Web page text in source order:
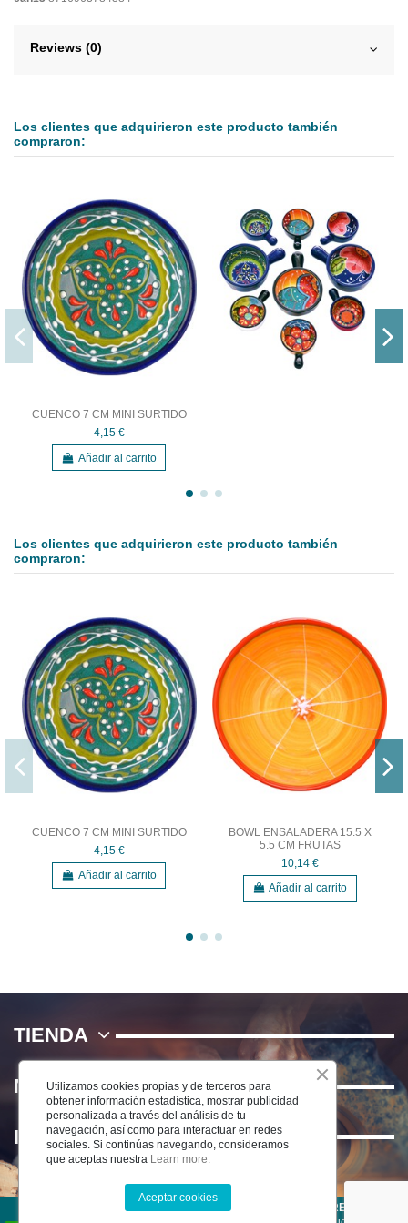
Reviews (0)
Los clientes que adquirieron este producto también
compraron:
CUENCO 7 CM MINI SURTIDO
4,15 €
Añadir al carrito
Los clientes que adquirieron este producto también
compraron:
CUENCO 7 CM MINI SURTIDO
4,15 €
Añadir al carrito
BOWL ENSALADERA 15.5 X
5.5 CM FRUTAS
10,14 €
Añadir al carrito
TIENDA
NOSOTROS
INFORMACIÓN
©2025 CERÁMICA DEL RÍO SALADO S.L . TODOS LOS DERECHOS
Utilizamos cookies propias y de terceros para
obtener información estadística, mostrar publicidad
personalizada a través del análisis de tu
navegación, así como para interactuar en redes
sociales. Si continúas navegando, consideramos
que aceptas nuestra Learn more.
Aceptar cookies